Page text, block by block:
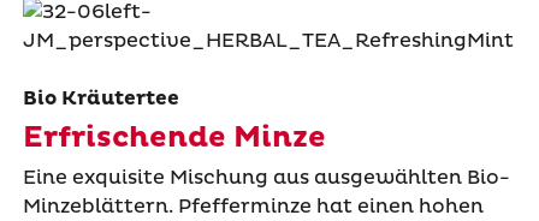
Bio Kräutertee
Erfrischende Minze
Eine exquisite Mischung aus ausgewählten Bio-
Minzeblättern. Pfefferminze hat einen hohen